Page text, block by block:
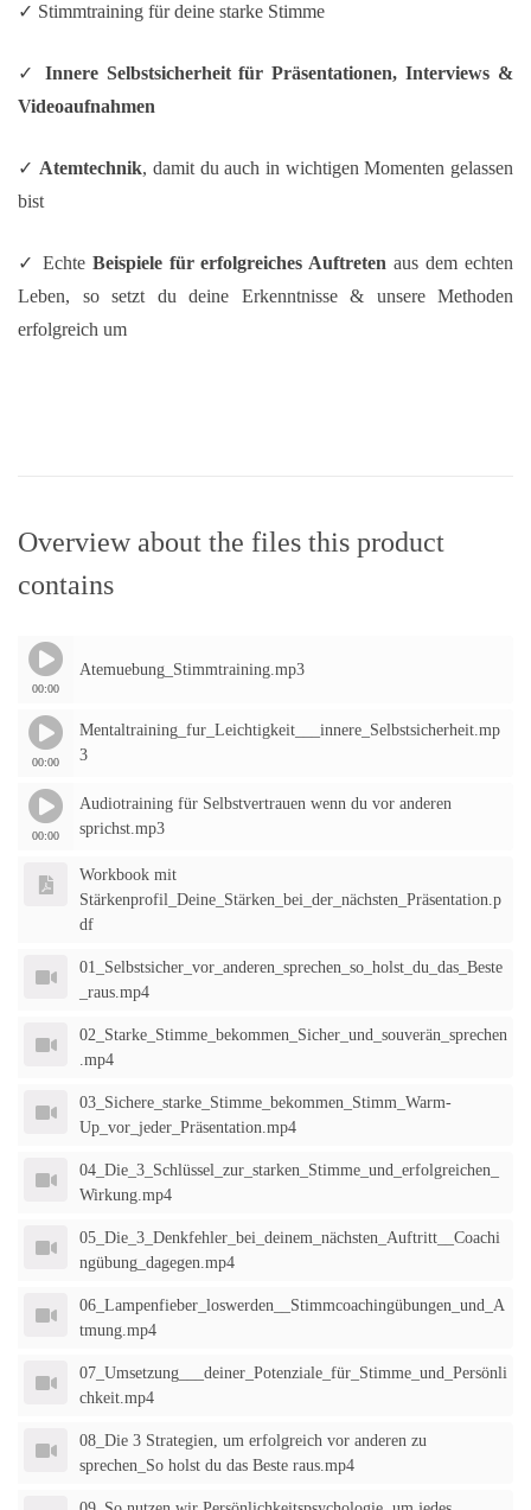
✓ Stimmtraining für deine starke Stimme
✓
Innere Selbstsicherheit für Präsentationen, Interviews &
Videoaufnahmen
✓ Atemtechnik, damit du auch in wichtigen Momenten gelassen
bist
✓ Echte Beispiele für erfolgreiches Auftreten aus dem echten
Leben, so setzt du deine Erkenntnisse & unsere Methoden
erfolgreich um
Overview about the files this product
contains
00:00
Atemuebung_Stimmtraining.mp3
00:00
Mentaltraining_fur_Leichtigkeit___innere_Selbstsicherheit.mp
3
00:00
Audiotraining für Selbstvertrauen wenn du vor anderen
sprichst.mp3
Workbook mit
Stärkenprofil_Deine_Stärken_bei_der_nächsten_Präsentation.p
df
01_Selbstsicher_vor_anderen_sprechen_so_holst_du_das_Beste
_raus.mp4
02_Starke_Stimme_bekommen_Sicher_und_souverän_sprechen
.mp4
03_Sichere_starke_Stimme_bekommen_Stimm_Warm-
Up_vor_jeder_Präsentation.mp4
04_Die_3_Schlüssel_zur_starken_Stimme_und_erfolgreichen_
Wirkung.mp4
05_Die_3_Denkfehler_bei_deinem_nächsten_Auftritt__Coachi
ngübung_dagegen.mp4
06_Lampenfieber_loswerden__Stimmcoachingübungen_und_A
tmung.mp4
07_Umsetzung___deiner_Potenziale_für_Stimme_und_Persönli
chkeit.mp4
08_Die 3 Strategien, um erfolgreich vor anderen zu
sprechen_So holst du das Beste raus.mp4